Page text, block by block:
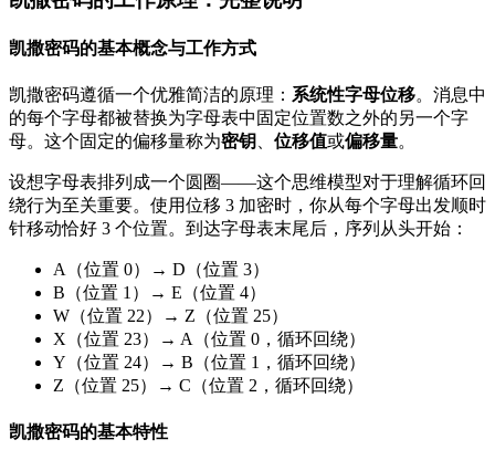
凯撒密码的基本概念与工作方式
凯撒密码遵循一个优雅简洁的原理： 系统性字母位移。消息中
的每个字母都被替换为字母表中固定位置数之外的另一个字
母。这个固定的偏移量称为密钥 位移值或偏移量。
设想字母表排列成一个圆圈——这个思维模型对于理解循环回
绕行为至关重要。使用位移 3 加密时，你从每个字母出发顺时
针移动恰好 3 个位置。到达字母表末尾后，序列从头开始：
A（位置 0）→ D（位置 3）
B（位置 1）→ E（位置 4）
W（位置 22）→ Z（位置 25）
X（位置 23）→ A（位置 0，循环回绕）
Y（位置 24）→ B（位置 1，循环回绕）
Z（位置 25）→ C（位置 2，循环回绕）
凯撒密码的基本特性